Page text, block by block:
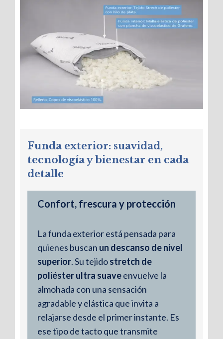
100%
El núcleo está formado por copos de
adaptación flexible y anatómica. Esta
se amolde a la forma del cuello y la
cabeza, ofreciendo soporte sin
rigidez.
Funda exterior: suavidad,
tecnología y bienestar en cada
detalle
Confort, frescura y protección
La funda exterior está pensada para
quienes buscan un descanso de nivel
superior. Su tejidostretch de
poliéster ultra suaveenvuelve la
almohada con una sensación
agradable y elástica que invita a
relajarse desde el primer instante. Es
ese tipo de tacto que transmite